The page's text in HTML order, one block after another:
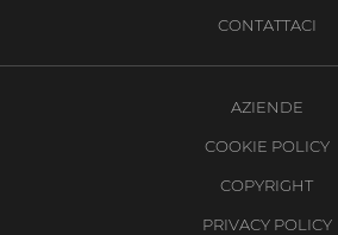
CONTATTACI
AZIENDE
COOKIE POLICY
COPYRIGHT
PRIVACY POLICY